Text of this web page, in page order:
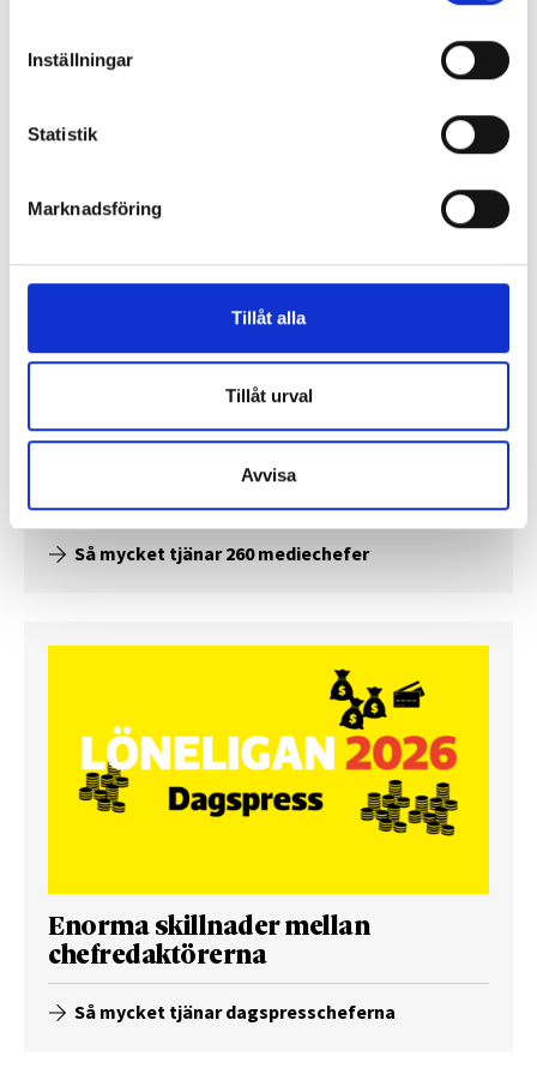
Inställningar
Statistik
Marknadsföring
Tillåt alla
Tillåt urval
Avvisa
Lönerna – redaktion för redaktion
Så mycket tjänar vi – och våra chefer
Så mycket tjänar 260 mediechefer
Enorma skillnader mellan
chefredaktörerna
Så mycket tjänar dagspresscheferna